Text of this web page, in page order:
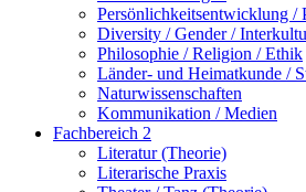
Persönlichkeitsentwicklung /
Diversity / Gender /
Philosophie / Religion / Ethik
Länder- und Heimatkunde /
Naturwissenschaften
Kommunikation / Medien
Fachbereich 2
Literatur (Theorie)
Literarische Praxis